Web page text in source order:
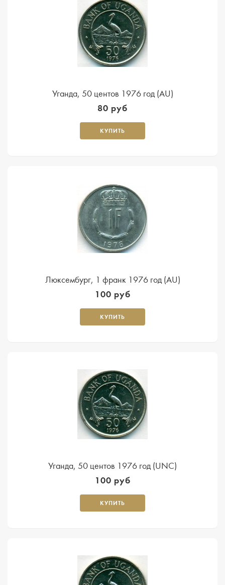
Уганда, 50 центов 1976 год (AU)
80 руб
КУПИТЬ
Люксембург, 1 франк 1976 год (AU)
100 руб
КУПИТЬ
Уганда, 50 центов 1976 год (UNC)
100 руб
КУПИТЬ